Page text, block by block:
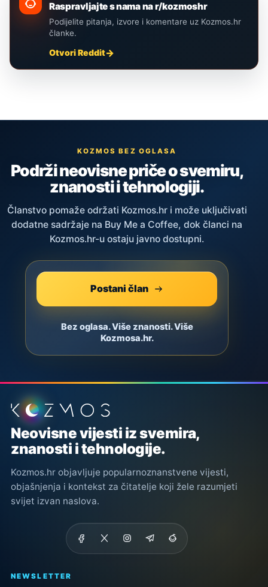
Raspravljajte s nama na r/kozmoshr
Podijelite pitanja, izvore i komentare uz Kozmos.hr
članke.
Otvori Reddit
KOZMOS BEZ OGLASA
Podrži neovisne priče o svemiru,
znanosti i tehnologiji.
Članstvo pomaže održati Kozmos.hr i može uključivati
dodatne sadržaje na Buy Me a Coffee, dok članci na
Kozmos.hr-u ostaju javno dostupni.
Postani član
Bez oglasa. Više znanosti. Više
Kozmosa.hr.
Podnožje stranice
Neovisne vijesti iz svemira,
znanosti i tehnologije.
Kozmos.hr objavljuje popularnoznanstvene vijesti,
objašnjenja i kontekst za čitatelje koji žele razumjeti
svijet izvan naslova.
NEWSLETTER